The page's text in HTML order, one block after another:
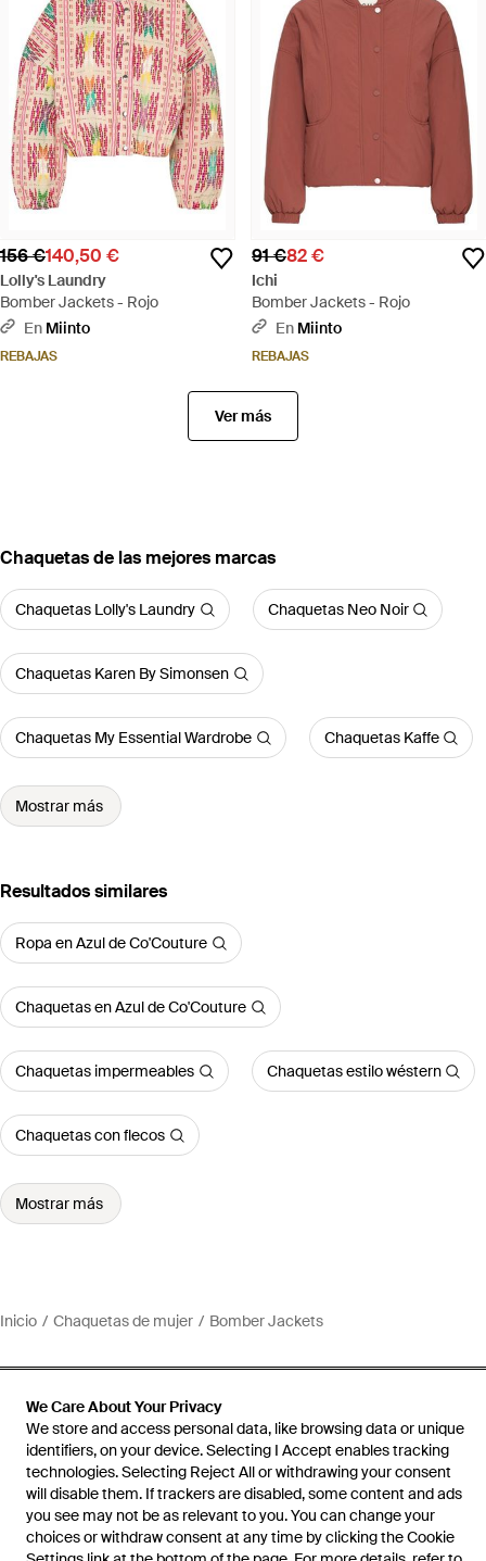
We Care About Your Privacy
We store and access personal data, like browsing data or unique
identifiers, on your device. Selecting I Accept enables tracking
technologies. Selecting Reject All or withdrawing your consent
will disable them. If trackers are disabled, some content and ads
you see may not be as relevant to you. You can change your
choices or withdraw consent at any time by clicking the Cookie
156 €140,50 €
Lolly's Laundry
Bomber Jackets - Rojo
En Miinto
REBAJAS
91 €82 €
Ichi
Bomber Jackets - Rojo
En Miinto
REBAJAS
Ver más
Chaquetas de las mejores marcas
Chaquetas Lolly's Laundry Chaquetas Neo Noir
Chaquetas Karen By Simonsen
Chaquetas My Essential Wardrobe Chaquetas Kaffe
Mostrar más
Resultados similares
Ropa en Azul de Co'Couture
Chaquetas en Azul de Co'Couture
Chaquetas impermeables Chaquetas estilo wéstern
Chaquetas con flecos
Mostrar más
Inicio Chaquetas de mujer Bomber Jackets
Ayuda e información